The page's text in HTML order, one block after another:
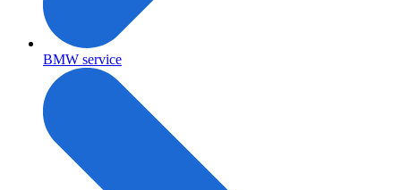
BMW service